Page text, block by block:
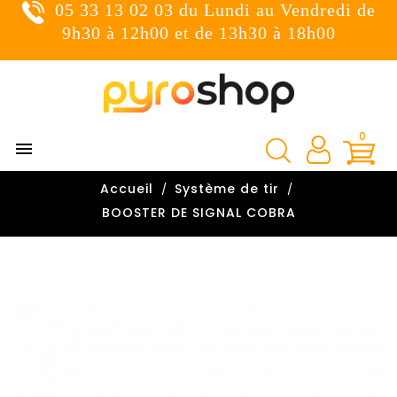
05 33 13 02 03 du Lundi au Vendredi de
9h30 à 12h00 et de 13h30 à 18h00
0

Accueil
Système de tir
BOOSTER DE SIGNAL COBRA
Connexion
You need to be logged in to save products in your wish
Connexion